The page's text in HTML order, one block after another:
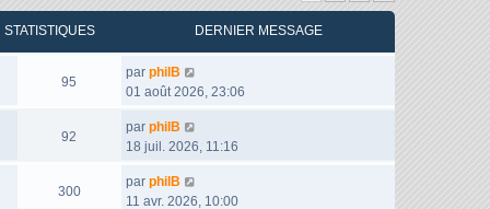
STATISTIQUES DERNIER MESSAGE
95
D
e
r
n
i
r
par philB
01 août 2026, 23:06
92
s
D
e
n
i
par philB
18 juil. 2026, 11:16
300V
D
e
par philB
11 avr. 2026, 10:00